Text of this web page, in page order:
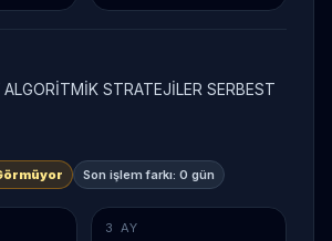
STRATEJİLER SERBEST
Son işlem farkı: 0 gün
3 AY